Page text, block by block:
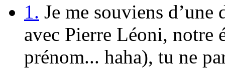
1. Je me souviens
avec Pierre Léoni, notre
prénom... haha), tu ne